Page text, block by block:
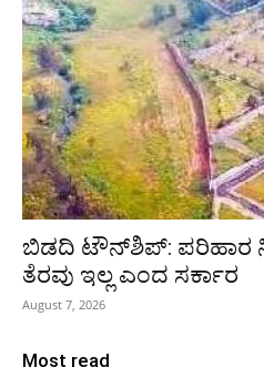
ಬಿಡದಿ ಟೌನ್‌ಶಿಪ್‌: ಪರಿಹಾರ
ತೆರವು ಇಲ್ಲ ಎಂದ ಸರ್ಕಾರ
August 7, 2026
Most read